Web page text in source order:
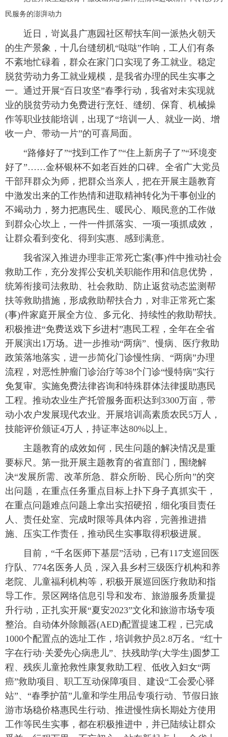
民服务的澎湃动力
近日，岢岚县广惠园社区帮扶车间一派热火朝天
的生产景象，十几台缝纫机“哒哒”作响，工人们有条
不紊地忙碌着，群众在家门口实现了务工就业。稳定
脱贫劳动力务工就业规模，是我省办理的民生实事之
一。通过开展“百日攻坚”春季行动，我省对未实现就
业的脱贫劳动力免费进行烹饪、缝纫、保育、机械操
作等职业技能培训，出现了“培训一人、就业一岗、增
收一户、带动一片”的可喜局面。
“路修好了”“找到工作了”“住上新房子了”“环境变
好了”……金杯银杯不如老百姓的口碑。全省广大党员
干部拜群众为师，把群众当亲人，把在开展主题教育
中激发出来的工作热情和进取精神转化为干事创业的
不竭动力，努力把惠民生、暖民心、顺民意的工作做
到群众心坎上，一件一件抓落实、一项一项抓成效，
让群众看到变化、得到实惠、感到满意。
我省深入推进办理非正常死亡案(事)件中推动社会
救助工作，充分发挥公安机关职能作用和信息优势，
统筹衔接司法救助、社会救助、防止返贫动态监测帮
扶等救助措施，形成救助帮扶合力，对非正常死亡案
(事)件家庭开展全方位、多元化、持续性的救助帮扶。
积极推进“免费送戏下乡进村”惠民工程，全年在全省
开展演出1万场。进一步推动“两病”、慢病、医疗救助
政策落地落实，进一步简化门诊慢性病、“两病”办理
流程，对恶性肿瘤门诊治疗等38个门诊“慢特病”实行
免复审。实施免费法律咨询和特殊群体法律援助惠民
工程。推动农业生产托管服务面积达到3300万亩，带
动小农户发展现代农业。开展培训高素质农民5万人，
技能评价颁证4万人，持证率达80%以上。
主题教育的成效如何，民生问题的解决情况是重
要标尺。第一批开展主题教育的省直部门，围绕解
决“发展所需、改革所急、群众所盼、民心所向”的突
出问题，在重点任务重点目标上扑下身子真抓实干，
在重点问题难点问题上拿出实招硬招，细化项目责任
人、责任处室、完成时限等具体内容，完善推进措
施、压实工作责任，推动民生实事取得积极进展。
目前，“千名医师下基层”活动，已有117支巡回医
疗队、774名医务人员，深入县乡村三级医疗机构和养
老院、儿童福利机构等，积极开展巡回医疗救助和指
导工作。景区网络信息引导和发布、旅游服务质量提
升行动，正扎实开展“夏安2023”文化和旅游市场专项
整治。自动体外除颤器(AED)配置提速工程，已完成
1000个配置点的选址工作，培训救护员2.8万名。“红十
字在行动·关爱先心病患儿”、扶残助学(大学生)圆梦工
程、残疾儿童抢救性康复救助工程、低收入妇女“两
癌”救助项目、职工互动保障项目、建设“工会爱心驿
站”、“春季护苗”儿童和学生用品专项行动、节假日旅
游市场稳价格惠民生行动、推进慢性病长期处方使用
工作等民生实事，都在积极推进中，并已陆续让群众